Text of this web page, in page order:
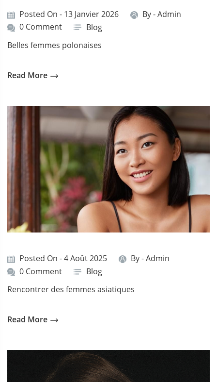
Posted On - 13 Janvier 2026 By -Admin
0 Comment
Blog
Belles femmes polonaises
Read More
Posted On - 4 Août 2025 By -Admin
0 Comment
Blog
Rencontrer des femmes asiatiques
Read More